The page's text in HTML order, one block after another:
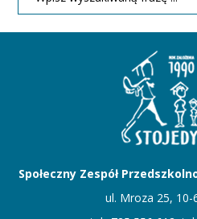
Społeczny Zespół
ul. Mroza 25, 10-